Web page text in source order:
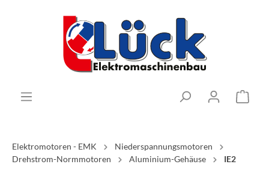
Elektromotoren - EMK
Niederspannungsmotoren
Drehstrom-Normmotoren
Aluminium-Gehäuse IE2